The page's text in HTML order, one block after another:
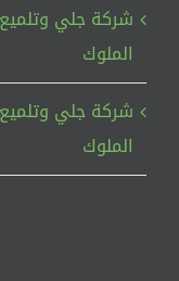
الملوك
الملوك